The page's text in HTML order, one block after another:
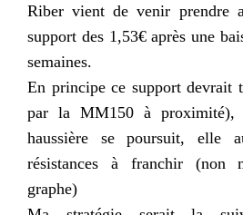
Riber vient de venir prendre
support des 1,53€ après une
semaines.
En principe ce support devrait
par la MM150 à proximité),
haussière se poursuit, elle
résistances à franchir (non
graphe)